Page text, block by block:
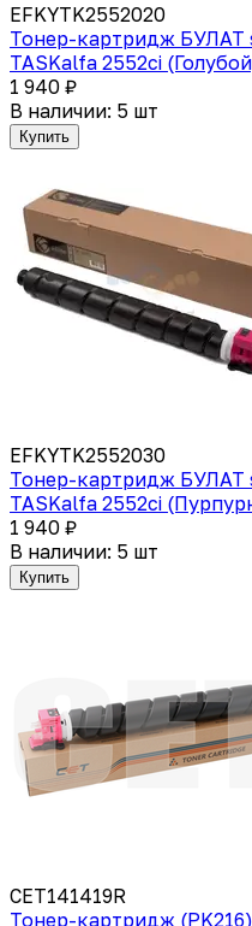
EFKYTK2552020
Тонер-картридж БУЛАТ
TASKalfa 2552ci
1 940 ₽
В наличии: 5 шт
Купить
EFKYTK2552030
Тонер-картридж БУЛАТ
TASKalfa 2552ci
1 940 ₽
В наличии: 5 шт
Купить
CET141419R
Тонер-картридж